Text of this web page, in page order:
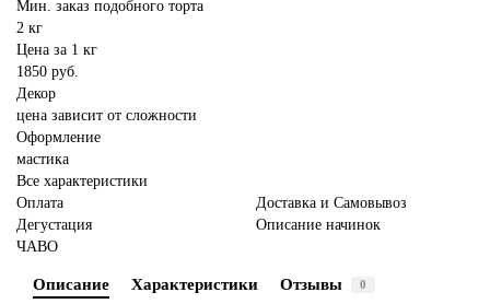
Мин. заказ подобного торта
2 кг
Цена за 1 кг
1850 руб.
Декор
цена зависит от сложности
Оформление
мастика
Все характеристики
Оплата
Доставка и Самовывоз
Дегустация
Описание начинок
ЧАВО
Описание Характеристики Отзывы 0